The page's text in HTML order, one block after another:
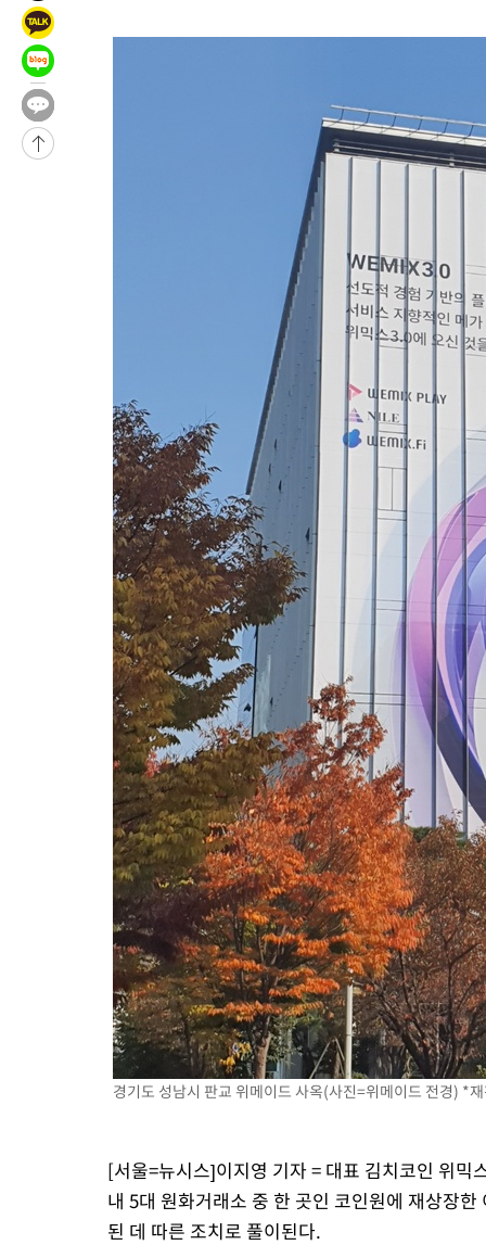
-5964초 전 >
-5214초 전 >
-4408초 전 >
-2921초 전 >
[속보]경찰·노동부, HL만도 평택사업장 끼임 사망 관련 압수수
-31728초 전 >
낮 최고 37도 찜통더위…곳곳 소나기·강원 많은 비[내일날씨]
SK하이닉스, 용인·청주 팹에 54조 투자…"AI 메모리 수요 선
여자배구 이재영·이다영 자매, 아제르바이잔 투란VC 입단
외국인 심판 성 접대 7경기 들여다보니…한국 축구 '5승 2무'
[속보]코스닥, 2.86포인트(0.36%) 내린 798.81마감
[속보]코스피, 6200선 약보합…0.60% 내린 6258.77에 마쳐
[속보]원·달러 환율, 7.7원 내린 1416.1원 마감
[속보] 노원서 40.1도 관측…서울, 2018년 이후 첫 40도
[속보]종합특검, '계엄 수용공간 확보' 신용해 前교정본부장
외신들도 주목한 韓축구 파문…"국민적 공분에 수사 재개"
11시간 압수수색에 성접대 파문까지…'쑥대밭' 된 축구협회
[속보]규제합리화위원회 부위원장에 김태유 서울대 공대 교
[속보]국힘 윤리위, '돌려차기 발언' 진종오·서범수 징계 절차
[속보] 7월 중국 수출 23.9%↑ 수입 27.5%↑…무역총액
[속보]'채상병 순직 책임' 임성근, 항소심도 징역 3년
[속보]종합특검, '관저이전 봐주기 감사' 유병호 구속기소
민주 콩고 에볼라환자 4천명 돌파, 4053명 발생 1850명 사망
[속보]'300억원대 사기 혐의' 차가원 대표 구속 송치
"미 전국적 살모네라 식중독 원인은 멕시코산 할라피뇨"-- CDC
[속보]경찰·노동부, HL만도 평택사업장 끼임 사망 관련 압수수
경기도 성남시 판교 위메이드 사옥(사진=위메이드 전경) *
[서울=뉴시스]이지영 기자 = 대표 김치코인 위믹
내 5대 원화거래소 중 한 곳인 코인원에 재상장
된 데 따른 조치로 풀이된다.